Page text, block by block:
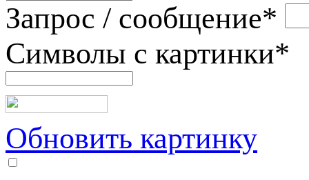
Запрос / сообщение*
Символы с картинки*
Обновить картинку